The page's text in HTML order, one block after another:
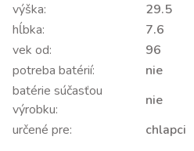
výška:
29.5
hĺbka:
7.6
vek od:
96
potreba batérií:
nie
batérie súčasťou
výrobku:
nie
určené pre:
chlapci